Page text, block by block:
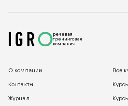
речевая
тренинговая
компания
О компании Все
Контакты
Журнал